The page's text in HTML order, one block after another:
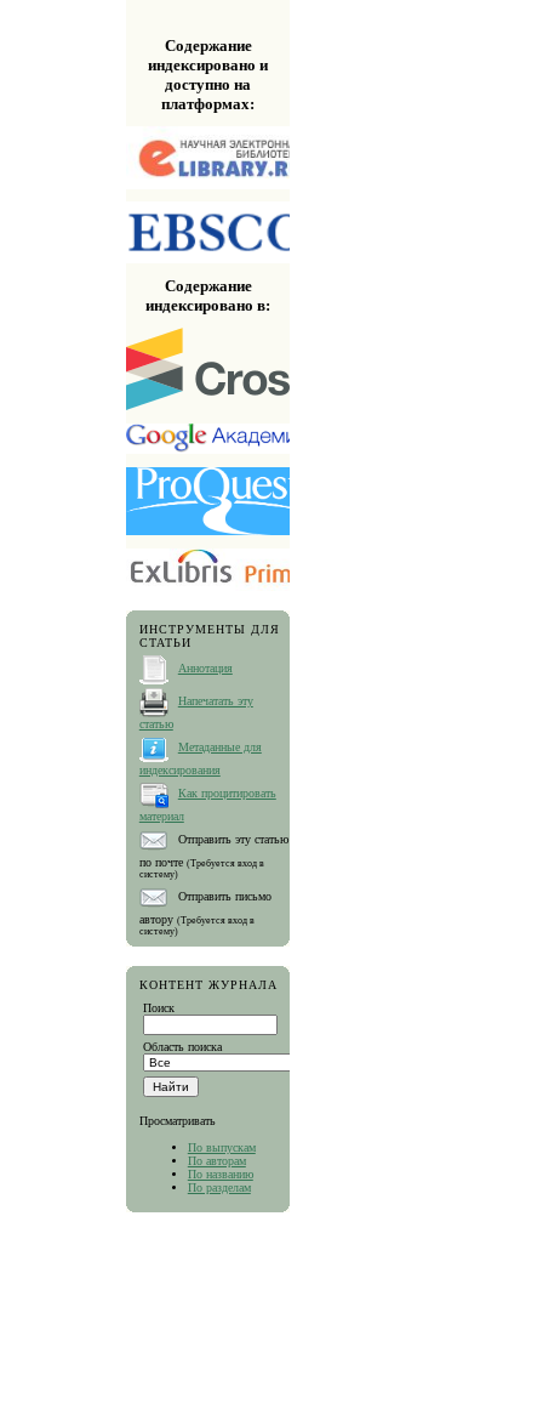
Содержание
индексировано и
доступно на
платформах:
Содержание
индексировано в:
ИНСТРУМЕНТЫ ДЛЯ
СТАТЬИ
Аннотация
Напечатать эту
статью
Метаданные для
индексирования
Как процитировать
материал
Отправить эту статью
по почте (Требуется вход в
систему)
Отправить письмо
автору (Требуется вход в
систему)
КОНТЕНТ ЖУРНАЛА
Поиск
Область поиска
Просматривать
По выпускам
По авторам
По названию
По разделам